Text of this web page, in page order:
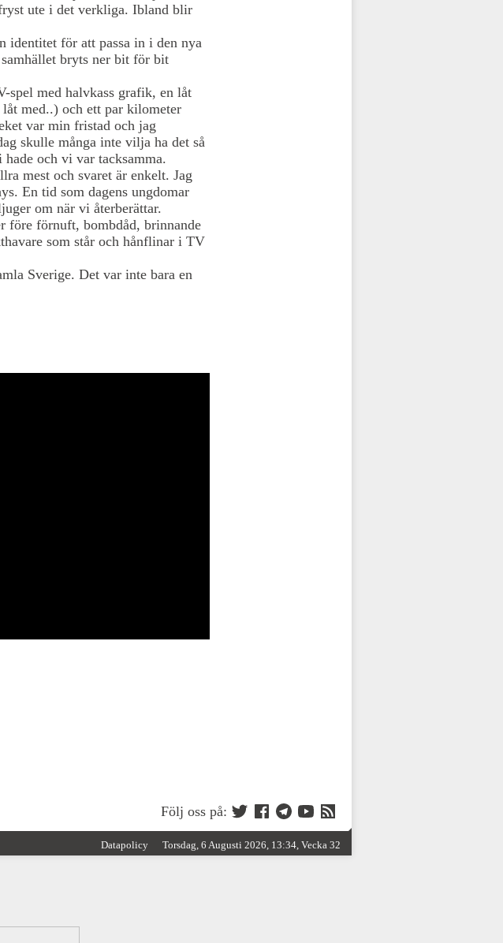
ute i det verkliga. Ibland blir
identitet för att passa in i den nya
bryts ner bit för bit
spel med halvkass grafik, en låt
med..) och ett par kilometer
var min fristad och jag
skulle många inte vilja ha det så
och vi var tacksamma.
mest och svaret är enkelt. Jag
En tid som dagens ungdomar
om när vi återberättar.
före förnuft, bombdåd, brinnande
som står och hånflinar i TV
Sverige. Det var inte bara en
Följ oss på:
Datapolicy Torsdag, 6 Augusti 2026, 13:34, Vecka 32